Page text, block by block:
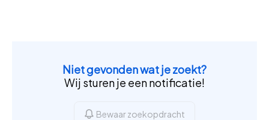
Niet gevonden wat je zoekt?
Wij sturen je een notificatie!
Bewaar zoekopdracht